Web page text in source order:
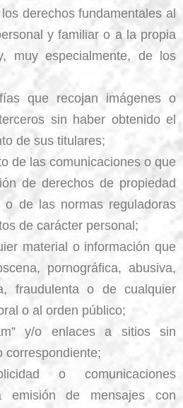
derechos fundamentales al
y familiar o a la propia
muy especialmente, de los
que recojan imágenes o
sin haber obtenido el
de sus titulares;
de las comunicaciones o que
de derechos de propiedad
o de las normas reguladoras
de carácter personal;
material o información que
pornográfica, abusiva,
fraudulenta o de cualquier
o al orden público;
y/o enlaces a sitios sin
correspondiente;
o comunicaciones
emisión de mensajes con